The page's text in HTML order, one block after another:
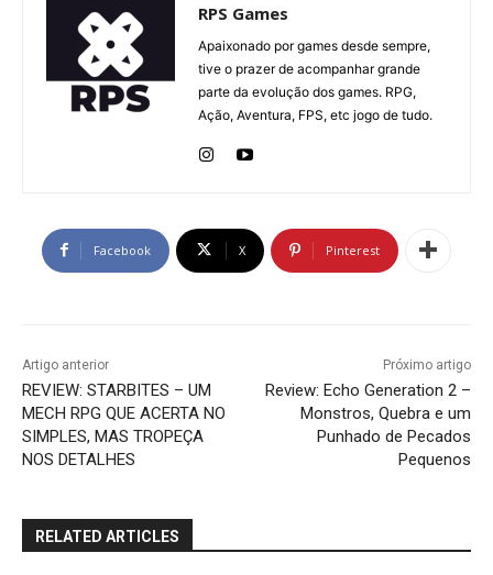
RPS Games
Apaixonado por games desde sempre,
tive o prazer de acompanhar grande
parte da evolução dos games. RPG,
Ação, Aventura, FPS, etc jogo de tudo.
Facebook X Pinterest
Artigo anterior
REVIEW: STARBITES – UM
MECH RPG QUE ACERTA NO
SIMPLES, MAS TROPEÇA
NOS DETALHES
Próximo artigo
Review: Echo Generation 2 –
Monstros, Quebra e um
Punhado de Pecados
Pequenos
RELATED ARTICLES